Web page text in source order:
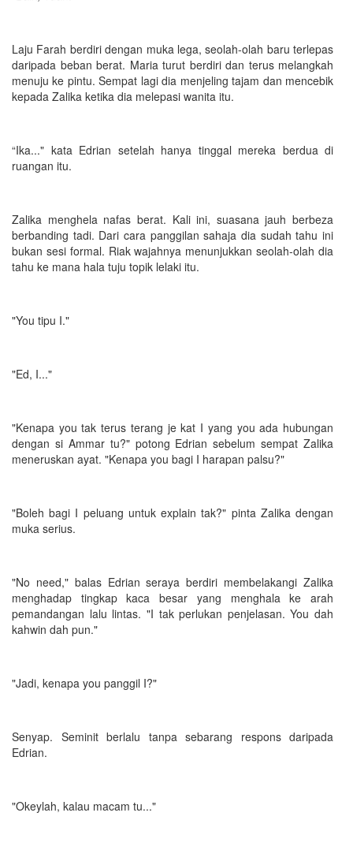
Laju Farah berdiri dengan muka lega, seolah-olah baru terlepas
daripada beban berat. Maria turut berdiri dan terus melangkah
menuju ke pintu. Sempat lagi dia menjeling tajam dan mencebik
kepada Zalika ketika dia melepasi wanita itu.
“Ika..." kata Edrian setelah hanya tinggal mereka berdua di
ruangan itu.
Zalika menghela nafas berat. Kali ini, suasana jauh berbeza
berbanding tadi. Dari cara panggilan sahaja dia sudah tahu ini
bukan sesi formal. Riak wajahnya menunjukkan seolah-olah dia
tahu ke mana hala tuju topik lelaki itu.
"You tipu I."
"Ed, I..."
"Kenapa you tak terus terang je kat I yang you ada hubungan
dengan si Ammar tu?" potong Edrian sebelum sempat Zalika
meneruskan ayat. "Kenapa you bagi I harapan palsu?"
"Boleh bagi I peluang untuk explain tak?" pinta Zalika dengan
muka serius.
"No need," balas Edrian seraya berdiri membelakangi Zalika
menghadap tingkap kaca besar yang menghala ke arah
pemandangan lalu lintas. "I tak perlukan penjelasan. You dah
kahwin dah pun."
"Jadi, kenapa you panggil I?"
Senyap. Seminit berlalu tanpa sebarang respons daripada
Edrian.
"Okeylah, kalau macam tu..."